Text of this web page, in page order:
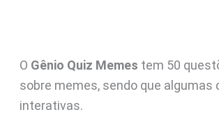
O Gênio Quiz Memes tem 50
sobre memes, sendo que algumas
interativas.